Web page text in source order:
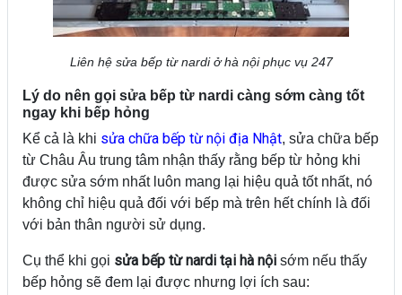
Liên hệ sửa bếp từ nardi ở hà nội phục vụ 247
Lý do nên gọi sửa bếp từ nardi càng sớm càng tốt
ngay khi bếp hỏng
Kể cả là khi sửa chữa bếp từ nội địa Nhật, sửa chữa bếp
từ Châu Âu trung tâm nhận thấy rằng bếp từ hỏng khi
được sửa sớm nhất luôn mang lại hiệu quả tốt nhất, nó
không chỉ hiệu quả đối với bếp mà trên hết chính là đối
với bản thân người sử dụng.
Cụ thể khi gọi sửa bếp từ nardi tại hà nội sớm nếu thấy
bếp hỏng sẽ đem lại được nhưng lợi ích sau: